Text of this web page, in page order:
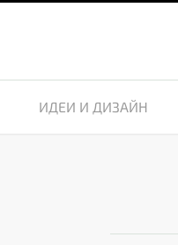
ИДЕИ И ДИЗАЙН